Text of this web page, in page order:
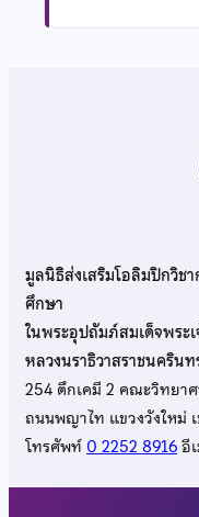
มูลนิธิส่งเสริมโอลิมปิกวิช
ศึกษา
ในพระอุปถัมภ์สมเด็จพระ
หลวงนราธิวาสราชนครินท
254 ตึกเคมี 2 คณะวิทยา
ถนนพญาไท แขวงวังใหม่
โทรศัพท์0 2252 8916อี